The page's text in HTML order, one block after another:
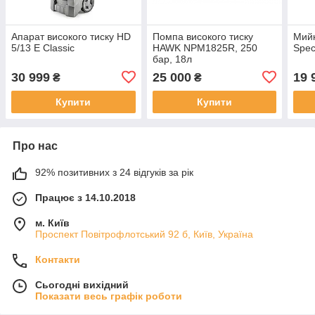
Апарат високого тиску HD
5/13 E Classic
30 999 ₴
Купити
Помпа високого тиску
HAWK NPM1825R, 250
бар, 18л
25 000₴
Купити
19
Про нас
92% позитивних з 24 відгуків за рік
Працює з 14.10.2018
м. Київ
Проспект Повітрофлотський 92 б, Київ, Україна
Контакти
Сьогодні вихідний
Показати весь графік роботи